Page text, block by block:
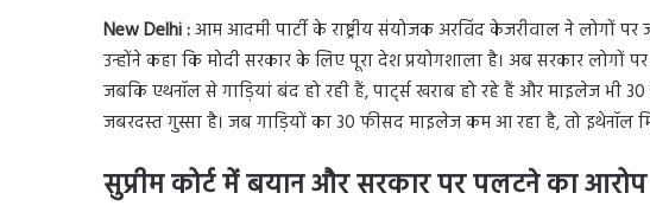
New Delhi :आम आदमी पार्टी के राष्ट्रीय संयोजक अरविंद केजरीवाल ने लोगों
उन्होंने कहा कि मोदी सरकार के लिए पूरा देश प्रयोगशाला है। अब सरकार लोगों
जबकि एथनॉल से गाड़ियां बंद हो रही हैं, पार्ट्स खराब हो रहे हैं और माइलेज
जबरदस्त गुस्सा है। जब गाड़ियों का 30 फीसद माइलेज कम आ रहा है, तो इथेनॉल
सुप्रीम कोर्ट में बयान और सरकार पर पलटने का आरोप